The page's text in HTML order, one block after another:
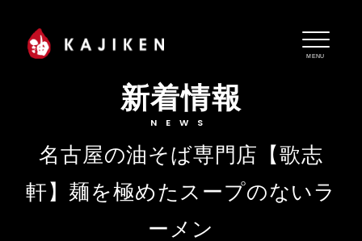
MENU
新着情報
NEWS
名古屋の油そば専門店【歌志
軒】麺を極めたスープのないラ
ーメン